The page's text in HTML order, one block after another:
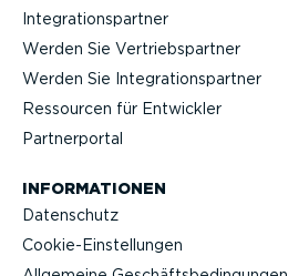
Integra­ti­ons­partner
Werden Sie Vertriebs­partner
Werden Sie Integra­ti­ons­partner
Ressourcen für Entwickler
Partner­portal
INFOR­MA­TIONEN
Datenschutz
Cookie-Ein­stel­lungen